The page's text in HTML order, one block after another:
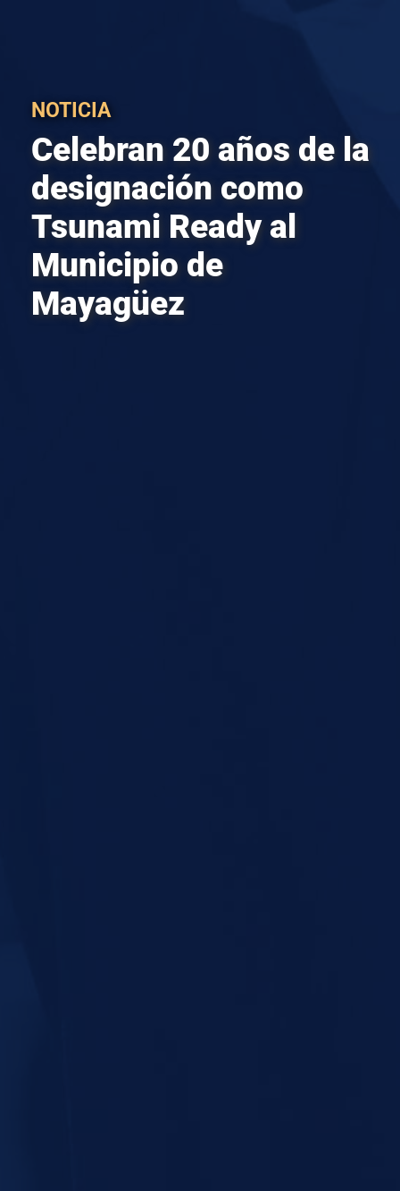
NOTICIA
Celebran 20 años de la
designación como
Tsunami Ready al
Municipio de
Mayagüez